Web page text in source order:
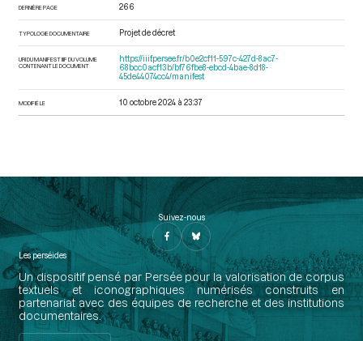
DERNIÈRE PAGE 266
TYPOLOGIE DOCUMENTAIRE Projet de décret
URI DU MANIFEST IIIF DU VOLUME
CONTENANT LE DOCUMENT
https://iiif.persee.fr/b0e2cf11-597c-427d-8ac7-
68bcc0acf13b/bf76fbe8-ebcd-4bae-8d18-
45de44074cc4/manifest
MODIFIÉ LE 10 octobre 2024 à 23:37
Suivez-nous
Les perséides
Un dispositif pensé par Persée pour la valorisation de corpus
textuels et iconographiques numérisés construits en
partenariat avec des équipes de recherche et des institutions
documentaires.